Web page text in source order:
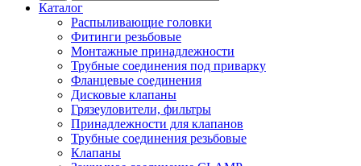
Каталог
Распыливающие головки
Фитинги резьбовые
Монтажные принадлежности
Трубные соединения под приварку
Фланцевые соединения
Дисковые клапаны
Грязеуловители, фильтры
Принадлежности для клапанов
Трубные соединения резьбовые
Клапаны